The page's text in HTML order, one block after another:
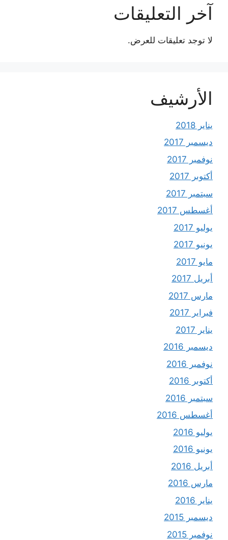
آخر التعليقات
لا توجد تعليقات للعرض.
الأرشيف
يناير 2018
ديسمبر 2017
نوفمبر 2017
أكتوبر 2017
سبتمبر 2017
أغسطس 2017
يوليو 2017
يونيو 2017
مايو 2017
أبريل 2017
مارس 2017
فبراير 2017
يناير 2017
ديسمبر 2016
نوفمبر 2016
أكتوبر 2016
سبتمبر 2016
أغسطس 2016
يوليو 2016
يونيو 2016
أبريل 2016
مارس 2016
يناير 2016
ديسمبر 2015
نوفمبر 2015